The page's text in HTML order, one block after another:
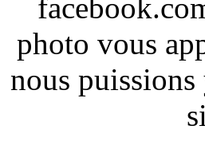
photo vous
nous